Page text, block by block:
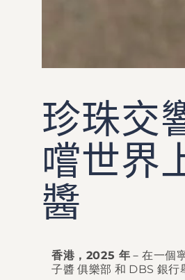
珍珠交
嚐世界
醬
香港，2025 年 －在一個
子醬 俱樂部 和 DBS 銀行